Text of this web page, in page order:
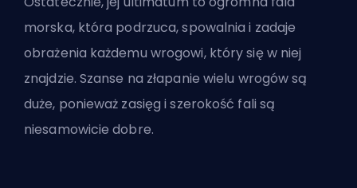
morska, która podrzuca, spowalnia i zadaje
obrażenia każdemu wrogowi, który się w niej
znajdzie. Szanse na złapanie wielu wrogów są
duże, ponieważ zasięg i szerokość fali są
niesamowicie dobre.